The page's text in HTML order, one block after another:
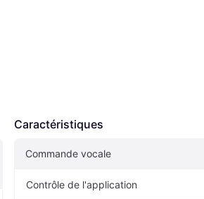
Caractéristiques
Commande vocale
Contrôle de l'application